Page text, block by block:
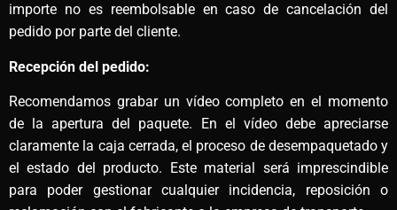
importe no es reembolsable en caso de cancelación del
pedido por parte del cliente.
Recepción del pedido:
Recomendamos grabar un vídeo completo en el momento
de la apertura del paquete. En el vídeo debe apreciarse
claramente la caja cerrada, el proceso de desempaquetado y
el estado del producto. Este material será imprescindible
para poder gestionar cualquier incidencia, reposición o